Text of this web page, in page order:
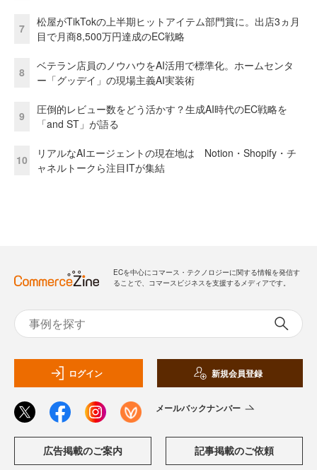
7
松屋がTikTokの上半期ヒットアイテム部門賞に。出店3ヵ月
目で月商8,500万円達成のEC戦略
8
ベテラン店員のノウハウをAI活用で標準化。ホームセンタ
ー「グッデイ」の現場主義AI実装術
9
圧倒的レビュー数をどう活かす？生成AI時代のEC戦略を
「and ST」が語る
10
リアルなAIエージェントの現在地は Notion・Shopify・チ
ャネルトークら注目ITが集結
ECを中心にコマース・テクノロジーに関する情報を発信す
ることで、コマースビジネスを支援するメディアです。
ログイン 新規会員登録
メールバックナンバー
広告掲載のご案内 記事掲載のご依頼